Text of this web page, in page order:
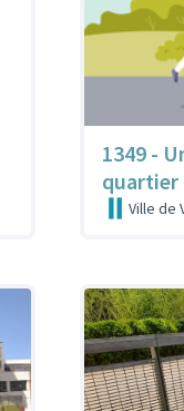
1349 -
quartier
Ville de